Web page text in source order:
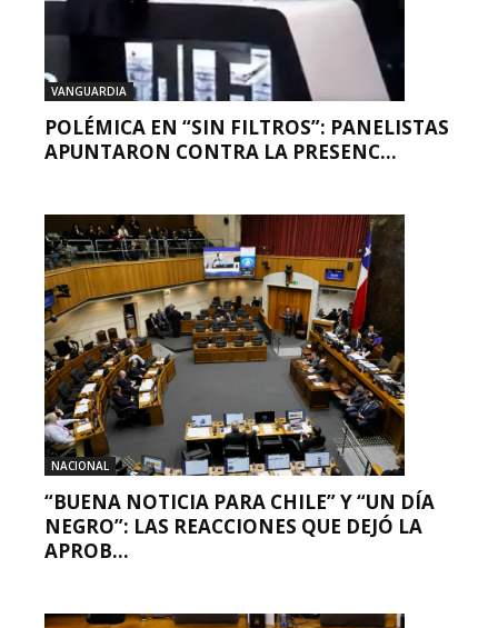
VANGUARDIA
POLÉMICA EN “SIN FILTROS”: PANELISTAS
APUNTARON CONTRA LA PRESENC...
NACIONAL
“BUENA NOTICIA PARA CHILE” Y “UN DÍA
NEGRO”: LAS REACCIONES QUE DEJÓ LA
APROB...